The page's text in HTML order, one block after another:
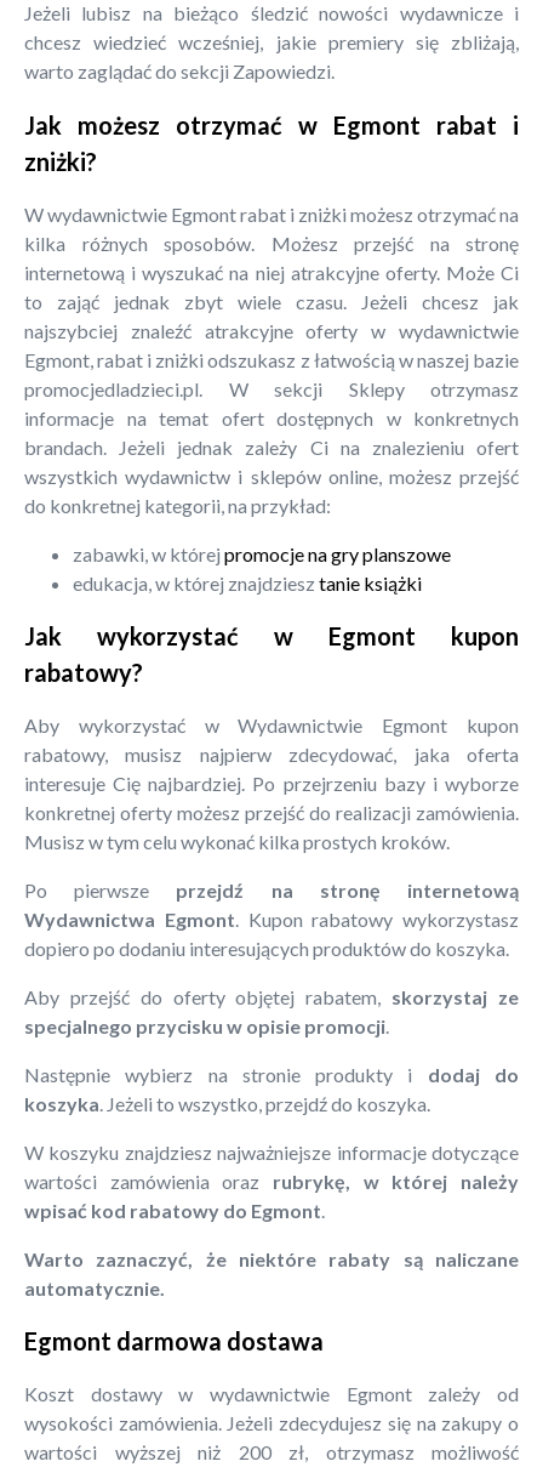
Jeżeli lubisz na bieżąco śledzić nowości wydawnicze i
chcesz wiedzieć wcześniej, jakie premiery się zbliżają,
warto zaglądać do sekcji Zapowiedzi.
Jak możesz otrzymać w Egmont rabat i
zniżki?
W wydawnictwie Egmont rabat i zniżki możesz otrzymać na
kilka różnych sposobów. Możesz przejść na stronę
internetową i wyszukać na niej atrakcyjne oferty. Może Ci
to zająć jednak zbyt wiele czasu. Jeżeli chcesz jak
najszybciej znaleźć atrakcyjne oferty w wydawnictwie
Egmont, rabat i zniżki odszukasz z łatwością w naszej bazie
promocjedladzieci.pl. W sekcji Sklepy otrzymasz
informacje na temat ofert dostępnych w konkretnych
brandach. Jeżeli jednak zależy Ci na znalezieniu ofert
wszystkich wydawnictw i sklepów online, możesz przejść
do konkretnej kategorii, na przykład:
zabawki, w której promocje na gry planszowe
edukacja, w której znajdziesz tanie książki
Jak wykorzystać w Egmont kupon
rabatowy?
Aby wykorzystać w Wydawnictwie Egmont kupon
rabatowy, musisz najpierw zdecydować, jaka oferta
interesuje Cię najbardziej. Po przejrzeniu bazy i wyborze
konkretnej oferty możesz przejść do realizacji zamówienia.
Musisz w tym celu wykonać kilka prostych kroków.
Po pierwsze przejdź na stronę internetową
Wydawnictwa Egmont. Kupon rabatowy wykorzystasz
dopiero po dodaniu interesujących produktów do koszyka.
Aby przejść do oferty objętej rabatem, skorzystaj ze
specjalnego przycisku w opisie promocji.
Następnie wybierz na stronie produkty i dodaj do
koszyka. Jeżeli to wszystko, przejdź do koszyka.
W koszyku znajdziesz najważniejsze informacje dotyczące
wartości zamówienia oraz rubrykę, w której należy
wpisać kod rabatowy do Egmont.
Warto zaznaczyć, że niektóre rabaty są naliczane
automatycznie.
Egmont darmowa dostawa
Koszt dostawy w wydawnictwie Egmont zależy od
wysokości zamówienia. Jeżeli zdecydujesz się na zakupy o
wartości wyższej niż 200 zł, otrzymasz możliwość